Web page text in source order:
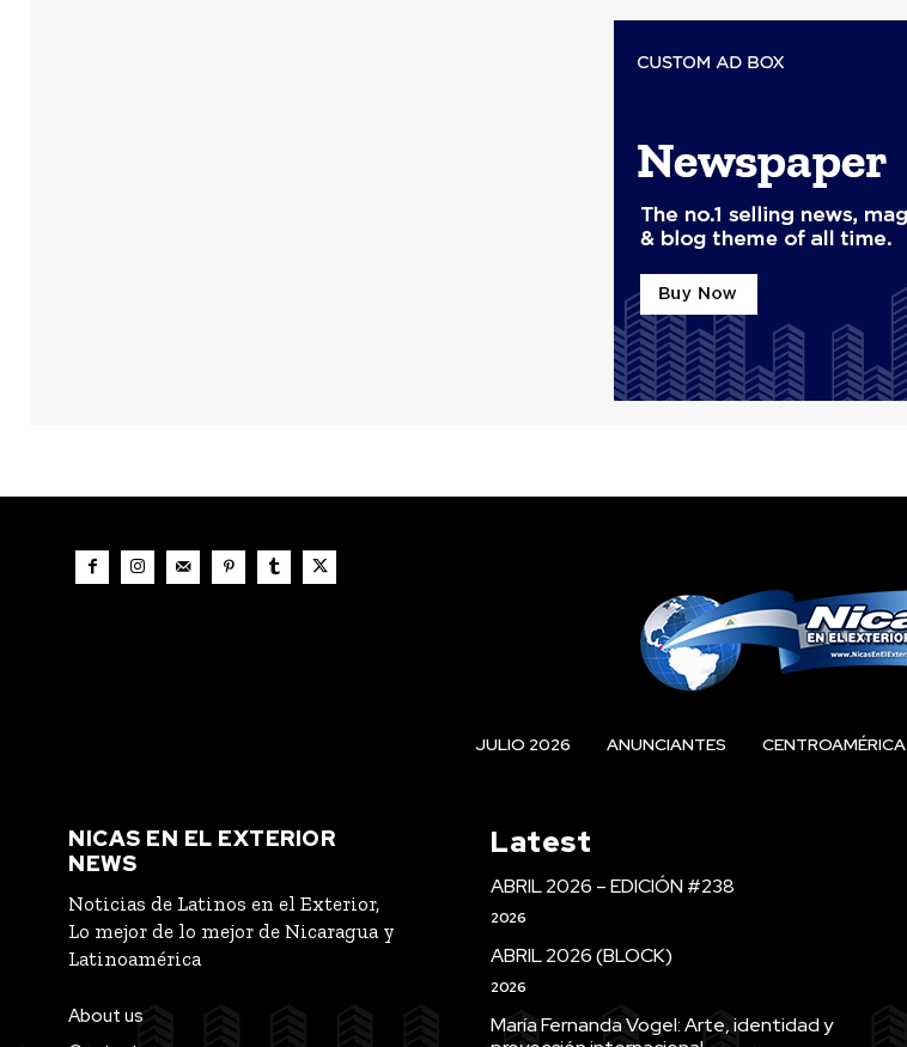
JULIO 2026 ANUNCIANTES CENTROAMÉRICA
NICAS EN EL EXTERIOR
NEWS
Noticias de Latinos en el Exterior,
Lo mejor de lo mejor de Nicaragua y
Latinoamérica
About us
Latest
ABRIL 2026 – EDICIÓN #238
2026
ABRIL 2026 (BLOCK)
2026
María Fernanda Vogel: Arte, identidad y